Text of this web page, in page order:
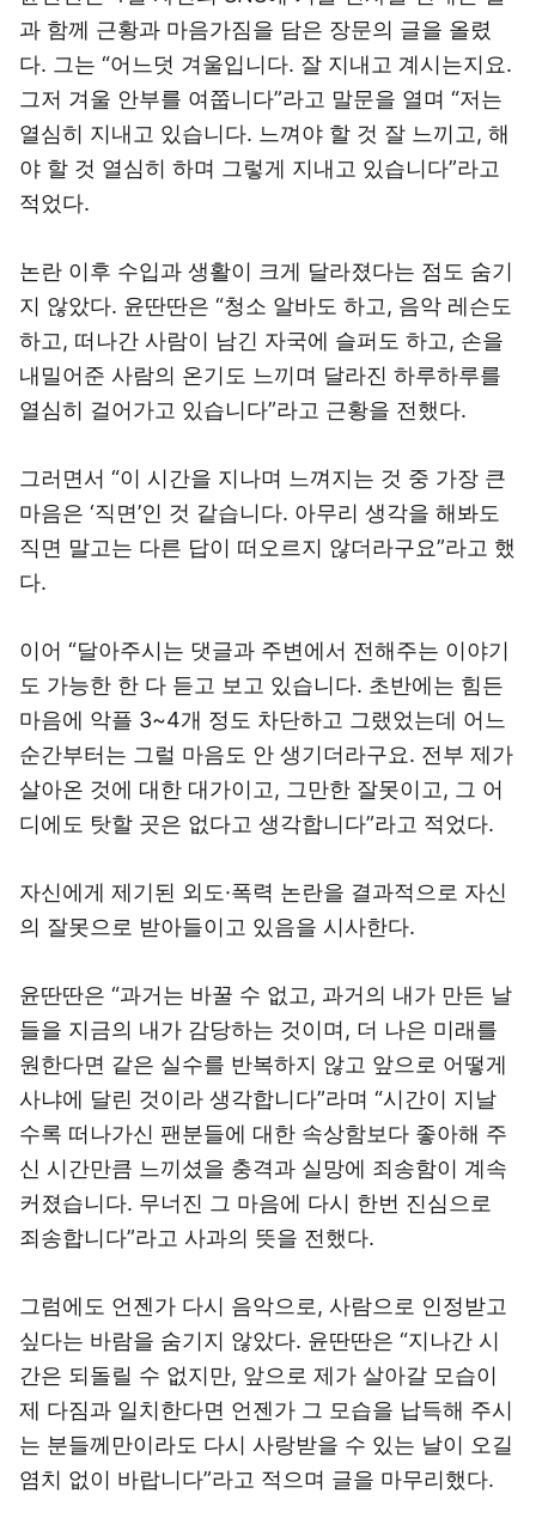
과 함께 근황과 마음가짐을 담은 장문의 글을 올렸
다. 그는 “어느덧 겨울입니다. 잘 지내고 계시는지요.
그저 겨울 안부를 여쭙니다”라고 말문을 열며 “저는
열심히 지내고 있습니다. 느껴야 할 것 잘 느끼고, 해
야 할 것 열심히 하며 그렇게 지내고 있습니다”라고
적었다.
논란 이후 수입과 생활이 크게 달라졌다는 점도 숨기
지 않았다. 윤딴딴은 “청소 알바도 하고, 음악 레슨도
하고, 떠나간 사람이 남긴 자국에 슬퍼도 하고, 손을
내밀어준 사람의 온기도 느끼며 달라진 하루하루를
열심히 걸어가고 있습니다”라고 근황을 전했다.
그러면서 “이 시간을 지나며 느껴지는 것 중 가장 큰
마음은 ‘직면’인 것 같습니다. 아무리 생각을 해봐도
직면 말고는 다른 답이 떠오르지 않더라구요”라고 했
다.
이어 “달아주시는 댓글과 주변에서 전해주는 이야기
도 가능한 한 다 듣고 보고 있습니다. 초반에는 힘든
마음에 악플 3~4개 정도 차단하고 그랬었는데 어느
순간부터는 그럴 마음도 안 생기더라구요. 전부 제가
살아온 것에 대한 대가이고, 그만한 잘못이고, 그 어
디에도 탓할 곳은 없다고 생각합니다”라고 적었다.
자신에게 제기된 외도·폭력 논란을 결과적으로 자신
의 잘못으로 받아들이고 있음을 시사한다.
윤딴딴은 “과거는 바꿀 수 없고, 과거의 내가 만든 날
들을 지금의 내가 감당하는 것이며, 더 나은 미래를
원한다면 같은 실수를 반복하지 않고 앞으로 어떻게
사냐에 달린 것이라 생각합니다”라며 “시간이 지날
수록 떠나가신 팬분들에 대한 속상함보다 좋아해 주
신 시간만큼 느끼셨을 충격과 실망에 죄송함이 계속
커졌습니다. 무너진 그 마음에 다시 한번 진심으로
죄송합니다”라고 사과의 뜻을 전했다.
그럼에도 언젠가 다시 음악으로, 사람으로 인정받고
싶다는 바람을 숨기지 않았다. 윤딴딴은 “지나간 시
간은 되돌릴 수 없지만, 앞으로 제가 살아갈 모습이
제 다짐과 일치한다면 언젠가 그 모습을 납득해 주시
는 분들께만이라도 다시 사랑받을 수 있는 날이 오길
염치 없이 바랍니다”라고 적으며 글을 마무리했다.